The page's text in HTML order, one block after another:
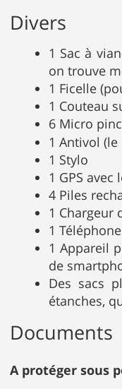
Divers
1 Sac à
on trouve
1 Ficelle
1 Couteau
6 Micro
1 Antivol
1 Stylo
1 GPS
4 Piles
1 Chargeur
1
1 Appareil
de
Des sacs
étanches,
Documents
A protéger sous